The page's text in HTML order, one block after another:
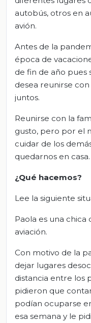
autobús, otros en
avión.
Antes de la
época de
de fin de año pues
desea reunirse
juntos.
Reunirse con la
gusto, pero por el
cuidar de los
quedarnos en casa.
¿Qué hacemos?
Lee la siguiente
Paola es una
aviación.
Con motivo de la
dejar lugares
distancia entre los
pidieron que
podían ocuparse
esa semana y le